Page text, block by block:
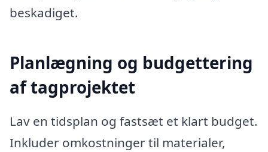
beskadiget.
Planlægning og budgettering
af tagprojektet
Lav en tidsplan og fastsæt et klart budget.
Inkluder omkostninger til materialer,